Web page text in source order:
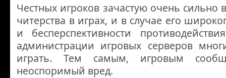
Честных игроков зачастую очень сильно
читерства в играх, и в случае его
и бесперспективности
администрации игровых серверов
играть. Тем самым, игровым
неоспоримый вред.